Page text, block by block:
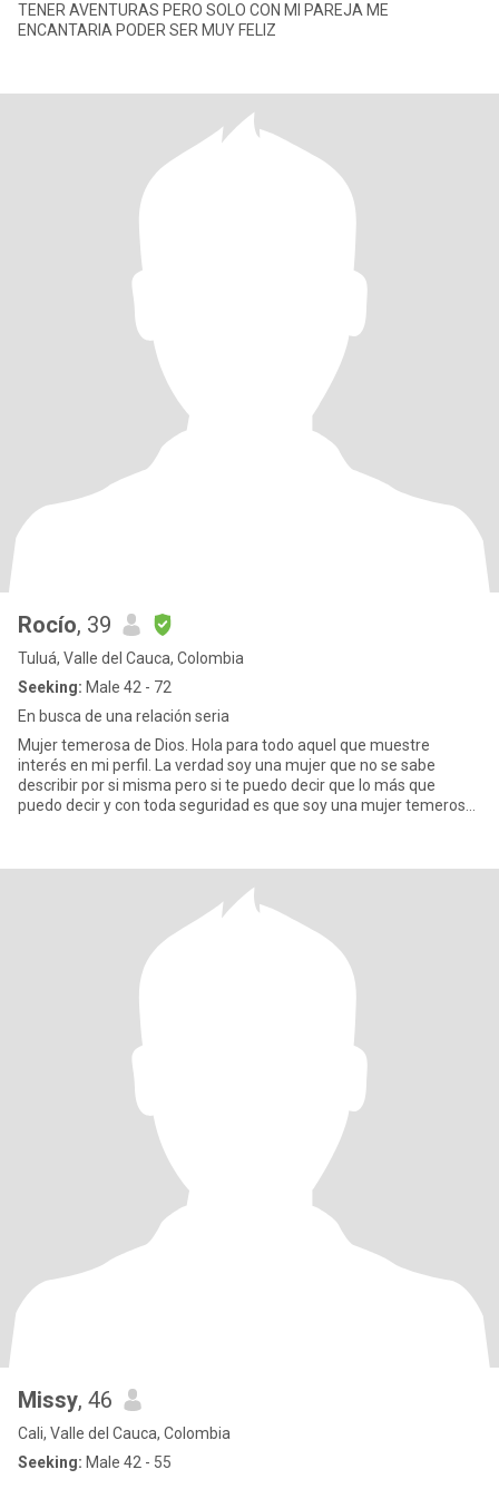
TENER AVENTURAS PERO SOLO CON MI PAREJA ME
ENCANTARIA PODER SER MUY FELIZ
Rocío, 39
Tuluá, Valle del Cauca, Colombia
Seeking: Male 42 - 72
En busca de una relación seria
Mujer temerosa de Dios. Hola para todo aquel que muestre
interés en mi perfil. La verdad soy una mujer que no se sabe
describir por si misma pero si te puedo decir que lo más que
puedo decir y con toda seguridad es que soy una mujer temerosa
Missy, 46
Cali, Valle del Cauca, Colombia
Seeking: Male 42 - 55